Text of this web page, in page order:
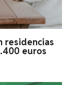
residencias
euros